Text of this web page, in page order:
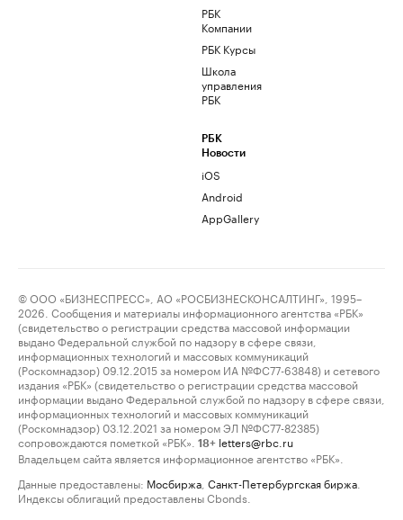
РБК
Компании
РБК Курсы
Школа
управления
РБК
РБК
Новости
iOS
Android
AppGallery
© ООО «БИЗНЕСПРЕСС», АО «РОСБИЗНЕСКОНСАЛТИНГ», 1995–
2026. Сообщения и материалы информационного агентства «РБК»
(свидетельство о регистрации средства массовой информации
выдано Федеральной службой по надзору в сфере связи,
информационных технологий и массовых коммуникаций
(Роскомнадзор) 09.12.2015 за номером ИА №ФС77-63848) и сетевого
издания «РБК» (свидетельство о регистрации средства массовой
информации выдано Федеральной службой по надзору в сфере связи,
информационных технологий и массовых коммуникаций
(Роскомнадзор) 03.12.2021 за номером ЭЛ №ФС77-82385)
сопровождаются пометкой «РБК».
18+ letters@rbc.ru
Владельцем сайта является информационное агентство «РБК».
Данные предоставлены: Мосбиржа Санкт-Петербургская биржа
Индексы облигаций предоставлены Cbonds.